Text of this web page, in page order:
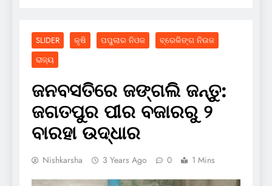
SLIDER କୃଷି ପପୁଲାର ନିଓଜ
ବ୍ରେକିଙ୍ଗ ନିଉଜ
ରାଜ୍ୟ
ଜନବସତିରେ ଜଙ୍ଗଲି ଜନ୍ତୁ:
ଜଗତପୁର ପୀର ବଜାରରୁ ୨
ବାରହା ଉଦ୍ଧାର
Nishkarsha 3 Years Ago 0 1 Mins